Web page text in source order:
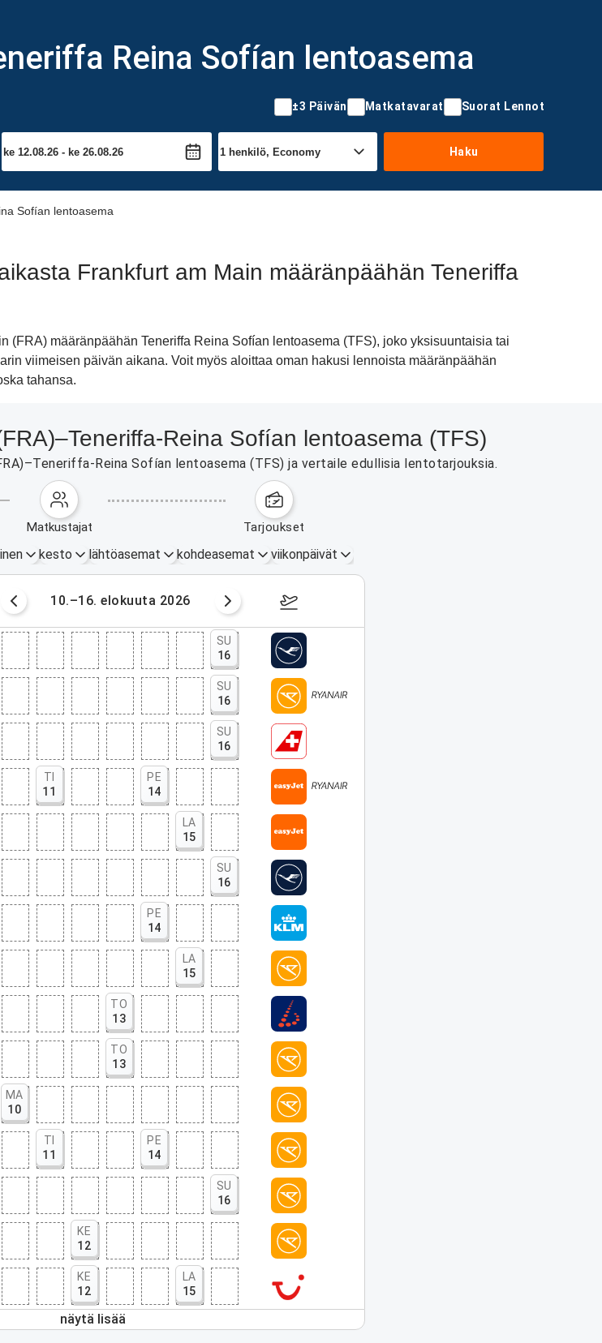
Reina Sofían lentoasema
±3 Päivän Matkatavarat Suorat Lennot
Haku
Sofían lentoasema
Frankfurt am Main määränpäähän Teneriffa
määränpäähän Teneriffa Reina Sofían lentoasema (TFS), joko yksisuuntaisia tai
viimeisen päivän aikana. Voit myös aloittaa oman hakusi lennoista määränpäähän
tahansa.
Reina Sofían lentoasema (TFS)
Reina Sofían lentoasema (TFS) ja vertaile edullisia lentotarjouksia.
matkustajat tarjoukset
kesto lähtöasemat kohdeasemat viikonpäivät
10.–16. elokuuta 2026 17.–23. elokuuta 2026
SU
16
SU
16
SU
16
TI
11
PE
14
LA
15
SU
16
PE
14
LA
15
TO
13
TO
13
MA
10
TI
11
PE
14
SU
16
KE
12
KE
12
LA
15
näytä lisää